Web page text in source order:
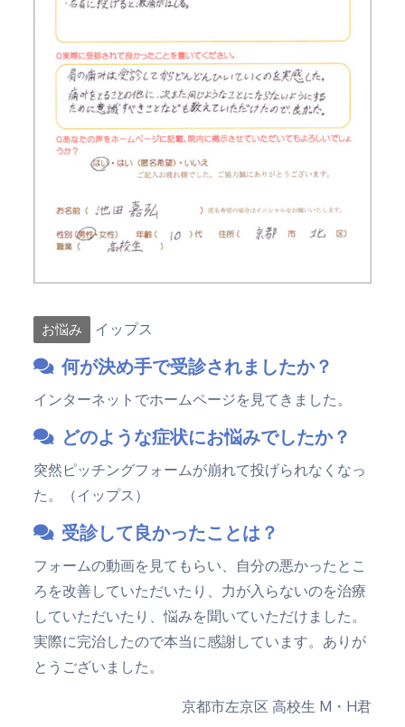
お悩み イップス
何が決め手で受診されましたか？
インターネットでホームページを見てきました。
どのような症状にお悩みでしたか？
突然ピッチングフォームが崩れて投げられなくなっ
た。（イップス）
受診して良かったことは？
フォームの動画を見てもらい、自分の悪かったとこ
ろを改善していただいたり、力が入らないのを治療
していただいたり、悩みを聞いていただけました。
実際に完治したので本当に感謝しています。ありが
とうございました。
京都市左京区 高校生 M・H君